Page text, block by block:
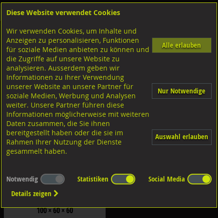
Shop Holzverbinder Winkelverbinder Winkelverbinder Typ 40 - Typ 692
Winkelverbinder Typ 60/100
Filter nach Dimensionen:
×
×
Filter zurücksetzen
GH-Winkelverbinder Typ 60/100 Stahl
100 × 60 × 60
Diese Website verwendet Cookies
Wir verwenden Cookies, um Inhalte und
Anzeigen zu personalisieren, Funktionen
für soziale Medien anbieten zu können und
die Zugriffe auf unsere Website zu
analysieren. Ausserdem geben wir
Informationen zu Ihrer Verwendung
unserer Website an unsere Partner für
soziale Medien, Werbung und Analysen
weiter. Unsere Partner führen diese
Informationen möglicherweise mit weiteren
Daten zusammen, die Sie ihnen
bereitgestellt haben oder die sie im
Rahmen Ihrer Nutzung der Dienste
gesammelt haben.
Alle erlauben
Nur Notwendige
Auswahl erlauben
Notwendig Statistiken
Social Media
Details zeigen